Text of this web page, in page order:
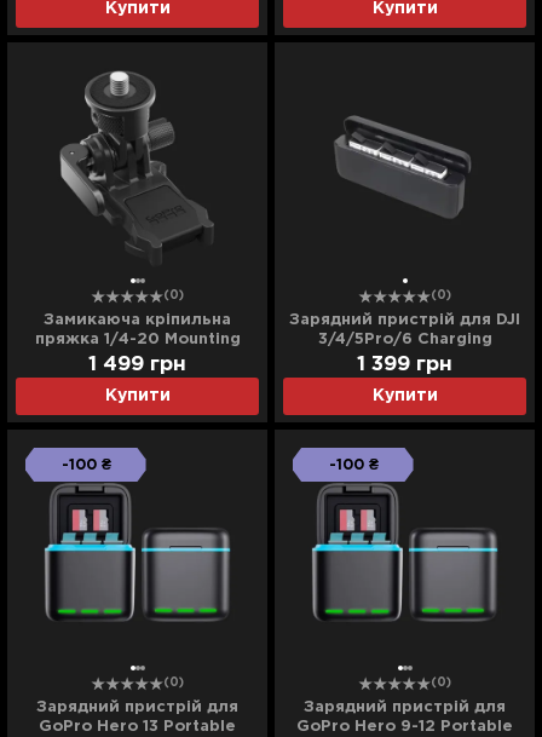
Купити Купити
(0)
Замикаюча кріпильна
пряжка 1/4-20 Mounting
Buckle (Black)
Купити
1 499 грн
(0)
Зарядний пристрій для DJI
3/4/5Pro/6 Charging
Housing
Купити
1 399 грн
-100 ₴
(0)
Зарядний пристрій для
GoPro Hero 13 Portable
-100 ₴
(0)
Зарядний пристрій для
GoPro Hero 9-12 Portable